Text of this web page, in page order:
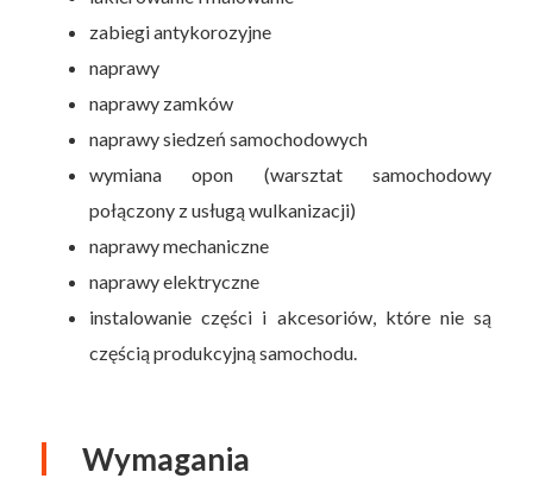
zabiegi antykorozyjne
naprawy
naprawy zamków
naprawy siedzeń samochodowych
wymiana opon (warsztat samochodowy
połączony z usługą wulkanizacji)
naprawy mechaniczne
naprawy elektryczne
instalowanie części i akcesoriów, które nie są
częścią produkcyjną samochodu.
Wymagania